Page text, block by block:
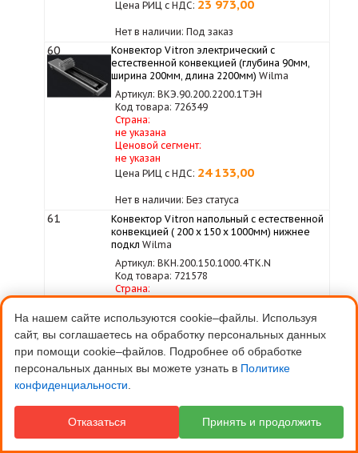
Цена РИЦ с НДС: 23 973,00
Нет в наличии: Под заказ
60
Конвектор Vitron электрический с
естественной конвекцией (глубина 90мм,
ширина 200мм, длина 2200мм) Wilma
Артикул: ВКЭ.90.200.2200.1ТЭН
Код товара: 726349
Страна:
не указана
Ценовой сегмент:
не указан
Цена РИЦ с НДС: 24 133,00
Нет в наличии: Без статуса
61
Конвектор Vitron напольный с естественной
конвекцией ( 200 х 150 х 1000мм) нижнее
подкл Wilma
Артикул: ВКН.200.150.1000.4ТК.N
Код товара: 721578
Страна:
не указана
Ценовой сегмент:
не указан
Цена РИЦ с НДС:24 623,00
Нет в наличии: Без статуса
62
Конвектор Vitron напольный с естественной
Артикул: ВКН.100.150.1600.2ТГ.N
На нашем сайте используются cookie–файлы. Используя
сайт, вы соглашаетесь на обработку персональных данных
при помощи cookie–файлов. Подробнее об обработке
персональных данных вы можете узнать в Политике
конфиденциальности
Отказаться Принять и продолжить